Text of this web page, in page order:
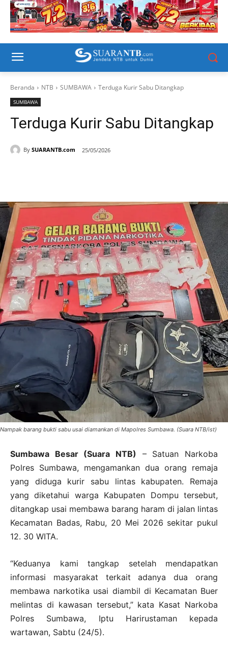
Beranda NTB SUMBAWA Terduga Kurir Sabu Ditangkap
SUMBAWA
Terduga Kurir Sabu Ditangkap
By SUARANTB.com 25/05/2026
Nampak barang bukti sabu usai diamankan di Mapolres Sumbawa. (Suara NTB/ist)
Sumbawa Besar (Suara NTB) – Satuan Narkoba
Polres Sumbawa, mengamankan dua orang remaja
yang diduga kurir sabu lintas kabupaten. Remaja
yang diketahui warga Kabupaten Dompu tersebut,
ditangkap usai membawa barang haram di jalan lintas
Kecamatan Badas, Rabu, 20 Mei 2026 sekitar pukul
12. 30 WITA.
“Keduanya kami tangkap setelah mendapatkan
informasi masyarakat terkait adanya dua orang
membawa narkotika usai diambil di Kecamatan Buer
melintas di kawasan tersebut,” kata Kasat Narkoba
Polres Sumbawa, Iptu Harirustaman kepada
wartawan, Sabtu (24/5).